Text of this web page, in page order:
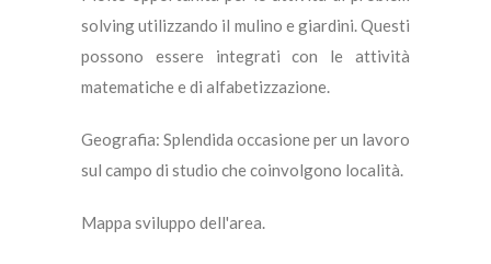
solving utilizzando il mulino e giardini. Questi
possono essere integrati con le attività
matematiche e di alfabetizzazione.
Geografia: Splendida occasione per un lavoro
sul campo di studio che coinvolgono località.
Mappa sviluppo dell'area.